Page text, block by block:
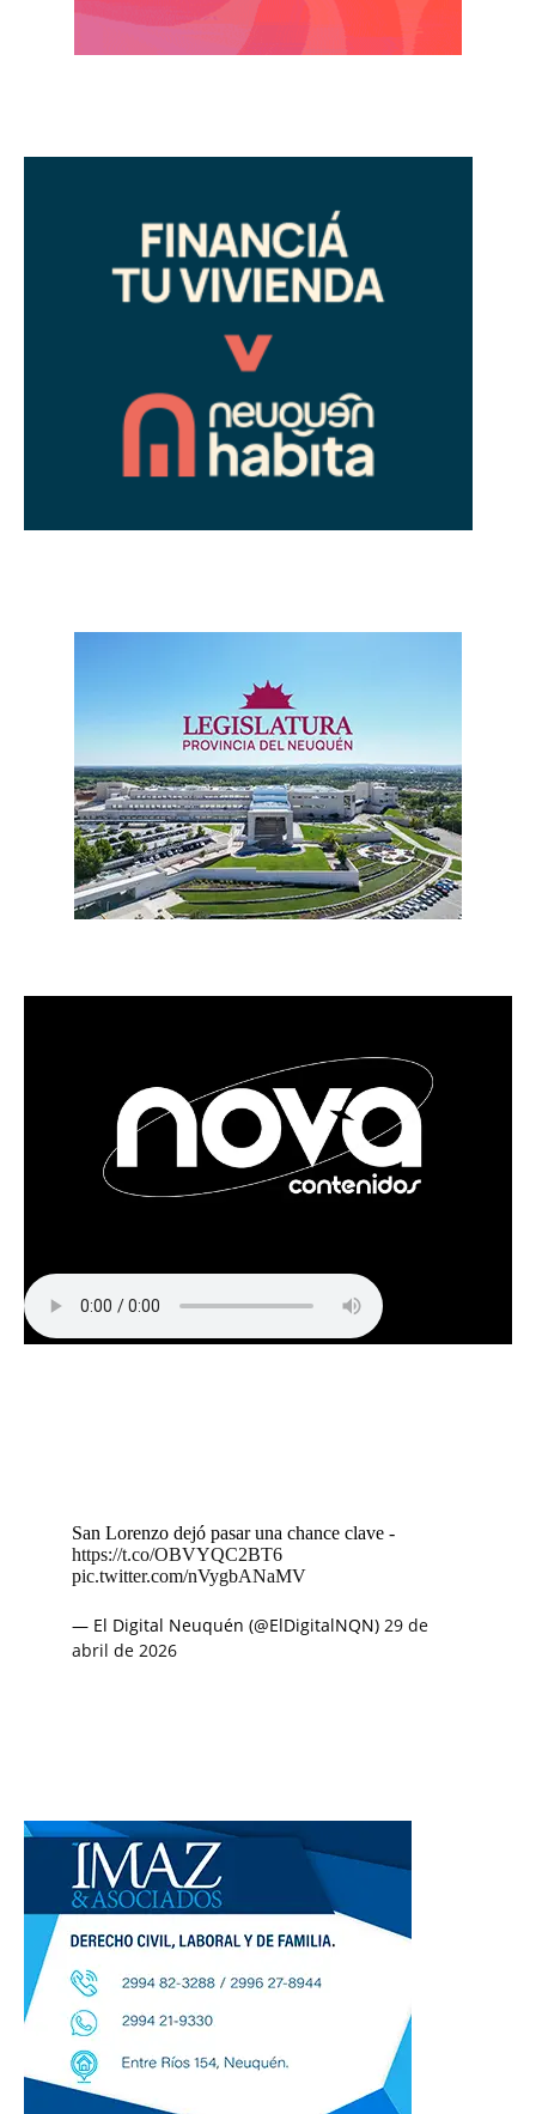
San Lorenzo dejó pasar una chance clave -
https://t.co/OBVYQC2BT6
pic.twitter.com/nVygbANaMV
— El Digital Neuquén (@ElDigitalNQN) 29 de
abril de 2026